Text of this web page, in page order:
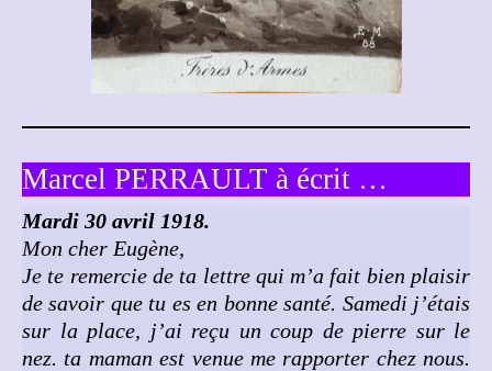
Marcel PERRAULT à écrit …
Mardi 30 avril 1918.
Mon cher Eugène,
Je te remercie de ta lettre qui m’a fait bien plaisir
de savoir que tu es en bonne santé. Samedi j’étais
sur la place, j’ai reçu un coup de pierre sur le
nez. ta maman est venue me rapporter chez nous.